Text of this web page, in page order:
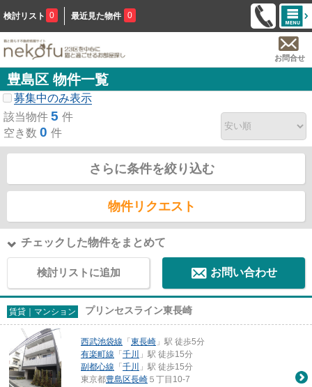
検討リスト 0 最近見た物件 0
お問合せ
豊島区 物件一覧
募集中のみ表示
該当物件 5 件
空き数 0 件
さらに条件を絞り込む
物件リクエスト
チェックした物件をまとめて
検討リストに追加 お問い合わせ
賃貸｜マンション プリンセスライン東長崎
西武池袋線 「 東長崎 」駅 徒歩5分
有楽町線 「 千川
」駅 徒歩15分
副都心線 「 千川
」駅 徒歩15分
東京都豊島区長崎 ５丁目10-7